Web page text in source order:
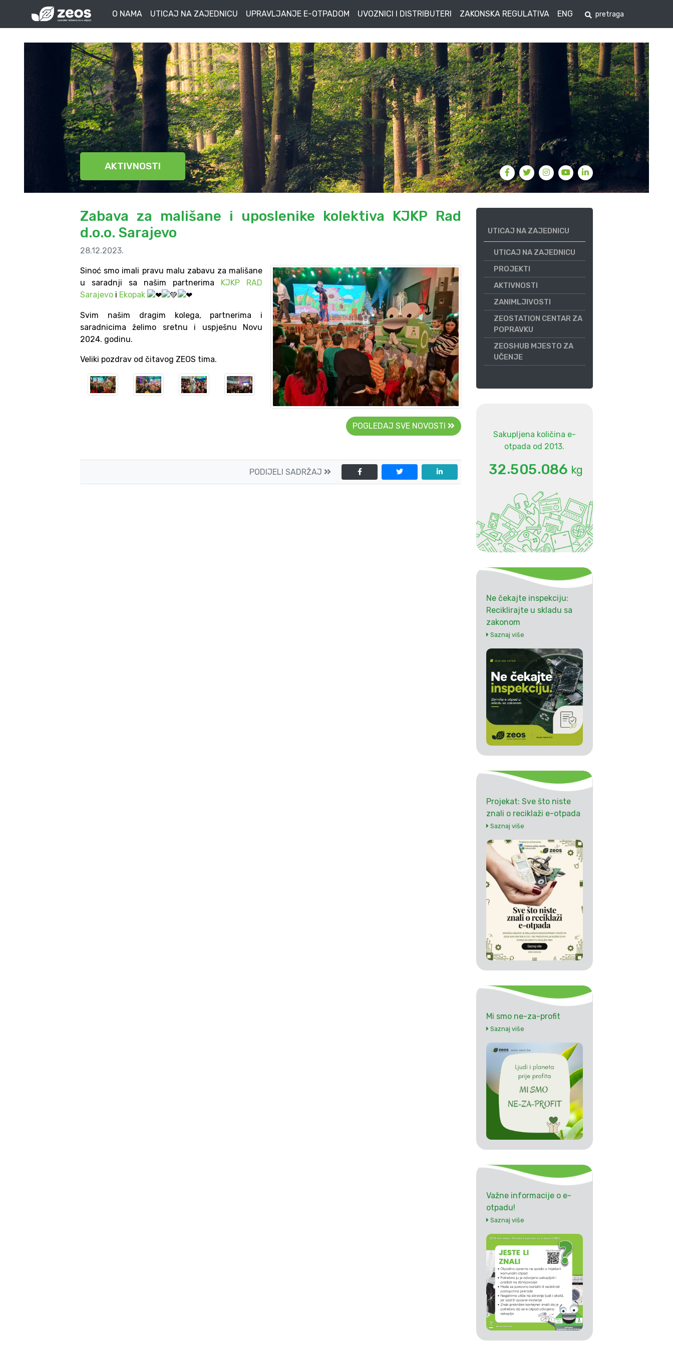
O NAMA UTICAJ NA ZAJEDNICU UPRAVLJANJE E-OTPADOM UVOZNICI I DISTRIBUTERI ZAKONSKA REGULATIVA ENG
AKTIVNOSTI
Zabava za mališane i uposlenike kolektiva KJKP Rad
d.o.o. Sarajevo
28.12.2023.
Sinoć smo imali pravu malu zabavu za mališane
u saradnji sa našim partnerima KJKP RAD
Sarajevo i Ekopak
Svim našim dragim kolega, partnerima i
saradnicima želimo sretnu i uspješnu Novu
2024. godinu.
Veliki pozdrav od čitavog ZEOS tima.
POGLEDAJ SVE NOVOSTI
PODIJELI SADRŽAJ
UTICAJ NA ZAJEDNICU
UTICAJ NA ZAJEDNICU
PROJEKTI
AKTIVNOSTI
ZANIMLJIVOSTI
ZEOSTATION CENTAR ZA
POPRAVKU
ZEOSHUB MJESTO ZA
UČENJE
Sakupljena količina e-
otpada od 2013.
32.505.086 kg
Ne čekajte inspekciju:
Reciklirajte u skladu sa
zakonom
Saznaj više
Projekat: Sve što niste
znali o reciklaži e-otpada
Saznaj više
Mi smo ne-za-profit
Saznaj više
Važne informacije o e-
otpadu!
Saznaj više